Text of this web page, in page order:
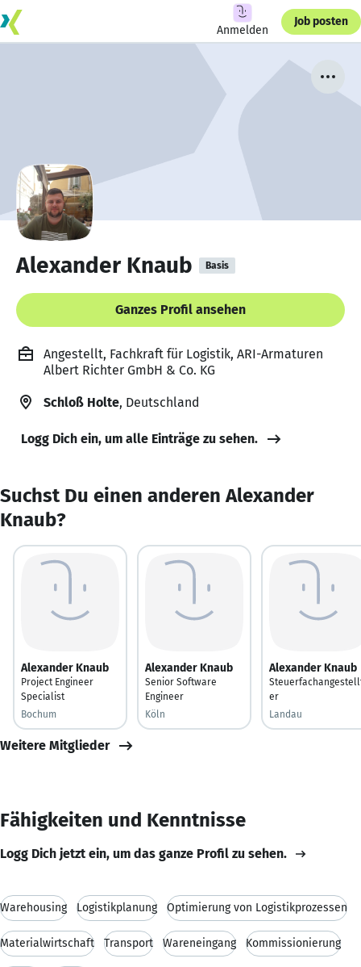
Anmelden
Job posten
Alexander Knaub Basis
Ganzes Profil ansehen
Angestellt, Fachkraft für Logistik, ARI-Armaturen
Albert Richter GmbH & Co. KG
Schloß Holte, Deutschland
Logg Dich ein, um alle Einträge zu sehen.
Suchst Du einen anderen Alexander
Knaub?
Alexander Knaub
Project Engineer
Specialist
Bochum
Alexander Knaub
Senior Software
Engineer
Köln
Alexander Knaub
er
Landau
Weitere Mitglieder
Fähigkeiten und Kenntnisse
Logg Dich jetzt ein, um das ganze Profil zu sehen.
Warehousing Logistikplanung Optimierung von Logistikprozessen
Materialwirtschaft Transport Wareneingang Kommissionierung